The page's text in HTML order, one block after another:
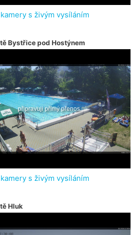
s živým vysíláním
Bystřice pod Hostýnem
s živým vysíláním
Hluk